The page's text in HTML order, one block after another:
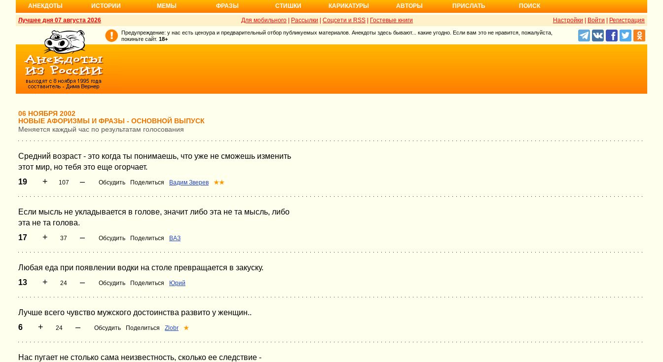
АНЕКДОТЫ ИСТОРИИ МЕМЫ ФРАЗЫ СТИШКИ КАРИКАТУРЫ АВТОРЫ ПРИСЛАТЬ ПОИСК
Лучшее дня 07 августа 2026 Настройки Войти Регистрация
Для мобильного Рассылки Соцсети и RSS Гостевые книги
Предупреждение: у нас есть цензура и предварительный отбор публикуемых материалов. Анекдоты здесь бывают... какие угодно. Если вам это не нравится, пожалуйста,
покиньте сайт. 18+
06 НОЯБРЯ 2002
НОВЫЕ АФОРИЗМЫ И ФРАЗЫ - ОСНОВНОЙ ВЫПУСК
Меняется каждый час по результатам голосования
Средний возраст - это когда ты понимаешь, что уже не сможешь изменить
этот мир, но тебя это еще огорчает.
19
+ 107 – Обсудить Поделиться Вадим Зверев ★★
Если мысль не укладывается в голове, значит либо эта не та мысль, либо
эта не та голова.
17
+ 37 – Обсудить Поделиться ВАЗ
Любая еда при появлении водки на столе превращается в закуску.
13
+ 24 – Обсудить Поделиться Юрий
Лучше всего чувство мужского достоинства развито у женщин..
6
+ 24 – Обсудить Поделиться Zlobr ★
Нас пугает не столько сама неизвестность, сколько ее следствие -